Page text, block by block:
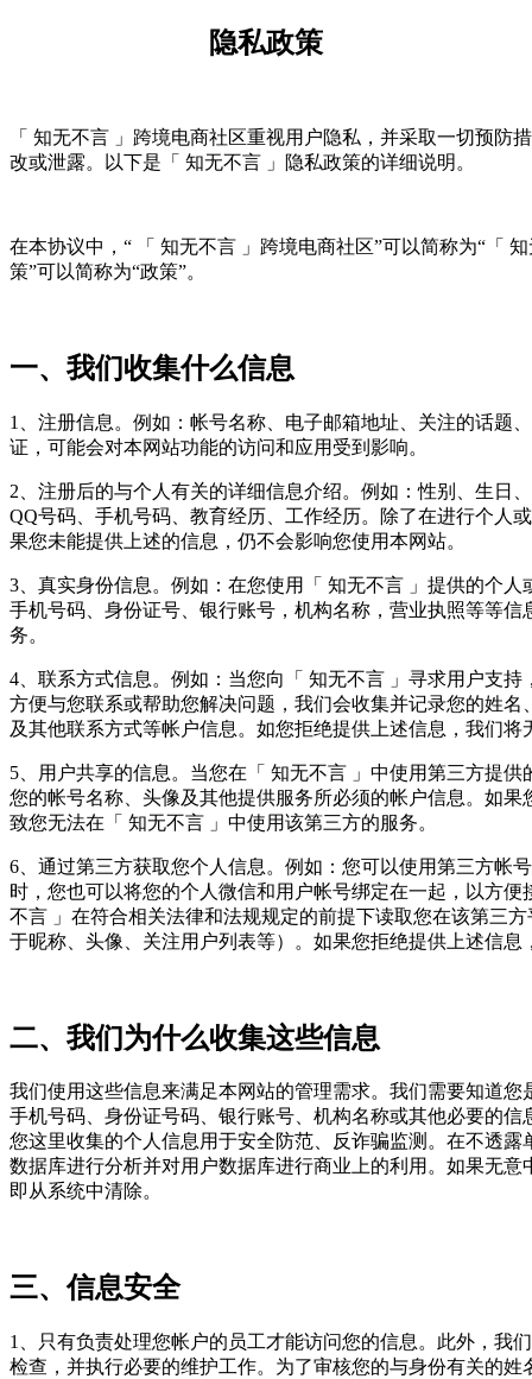
隐私政策
「 知无不言 」跨境电商社区重视用户隐私，并采取一切预防
改或泄露。以下是「 知无不言 」隐私政策的详细说明。
在本协议中，“ 「 知无不言 」跨境电商社区”可以简称为“「
策”可以简称为“政策”。
一、我们收集什么信息
1、注册信息。例如：帐号名称、电子邮箱地址、关注的话题
证，可能会对本网站功能的访问和应用受到影响。
2、注册后的与个人有关的详细信息介绍。例如：性别、生日
QQ号码、手机号码、教育经历、工作经历。除了在进行个人
果您未能提供上述的信息，仍不会影响您使用本网站。
3、真实身份信息。例如：在您使用「 知无不言 」提供的个
手机号码、身份证号、银行账号，机构名称，营业执照等等
务。
4、联系方式信息。例如：当您向「 知无不言 」寻求用户支
方便与您联系或帮助您解决问题，我们会收集并记录您的姓
及其他联系方式等帐户信息。如您拒绝提供上述信息，我们将
5、用户共享的信息。当您在「 知无不言 」中使用第三方提
您的帐号名称、头像及其他提供服务所必须的帐户信息。如
致您无法在「 知无不言 」中使用该第三方的服务。
6、通过第三方获取您个人信息。例如：您可以使用第三方帐
时，您也可以将您的个人微信和用户帐号绑定在一起，以方
不言 」在符合相关法律和法规规定的前提下读取您在该第三
于昵称、头像、关注用户列表等）。如果您拒绝提供上述信
二、我们为什么收集这些信息
我们使用这些信息来满足本网站的管理需求。我们需要知道
手机号码、身份证号码、银行账号、机构名称或其他必要的
您这里收集的个人信息用于安全防范、反诈骗监测。在不透
数据库进行分析并对用户数据库进行商业上的利用。如果无
即从系统中清除。
三、信息安全
1、只有负责处理您帐户的员工才能访问您的信息。此外，我
检查，并执行必要的维护工作。为了审核您的与身份有关的